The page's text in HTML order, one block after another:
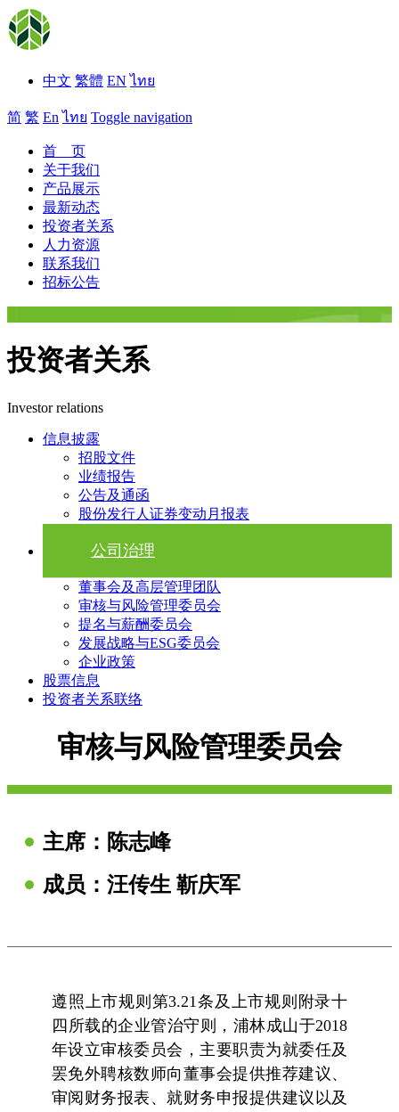
中文 繁體 EN ไทย
简 繁 En ไทย Toggle navigation
首 页
关于我们
产品展示
最新动态
投资者关系
人力资源
联系我们
招标公告
投资者关系
Investor relations
信息披露
招股文件
业绩报告
公告及通函
股份发行人证券变动月报表
公司治理
董事会及高层管理团队
审核与风险管理委员会
提名与薪酬委员会
发展战略与ESG委员会
企业政策
股票信息
投资者关系联络
审核与风险管理委员会
主席： 陈志峰
成员：汪传生 靳庆军
遵照上市规则第3.21条及上市规则附录十
四所载的企业管治守则，浦林成山于2018
年设立审核委员会，主要职责为就委任及
罢免外聘核数师向董事会提供推荐建议、
审阅财务报表、就财务申报提供建议以及